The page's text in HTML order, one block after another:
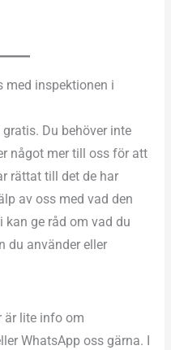
med inspektionen i
Du behöver inte
något mer till oss för att
rättat till det de har
av oss med vad den
kan ge råd om vad du
du använder eller
är lite info om
WhatsApp oss gärna. I